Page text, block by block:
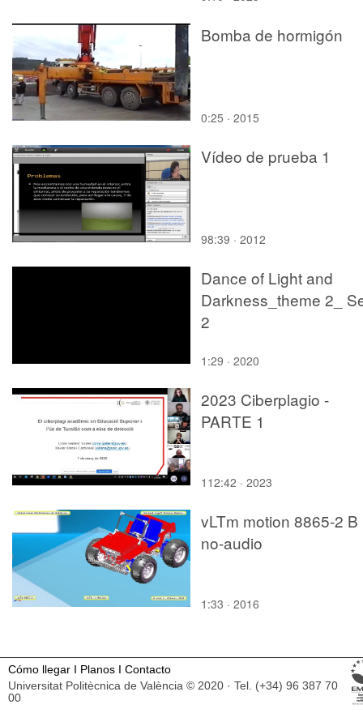
de profesores de la
Bomba de hormigón
0:25 · 2015
Vídeo de prueba 1
98:39 · 2012
Dance of Light and
Darkness_theme 2_
2
1:29 · 2020
2023 Ciberplagio -
PARTE 1
112:42 · 2023
vLTm motion 8865-2 B
no-audio
1:33 · 2016
Cómo llegar I Planos I Contacto
Universitat Politècnica de València © 2020 · Tel. (+34) 96 387 70
00